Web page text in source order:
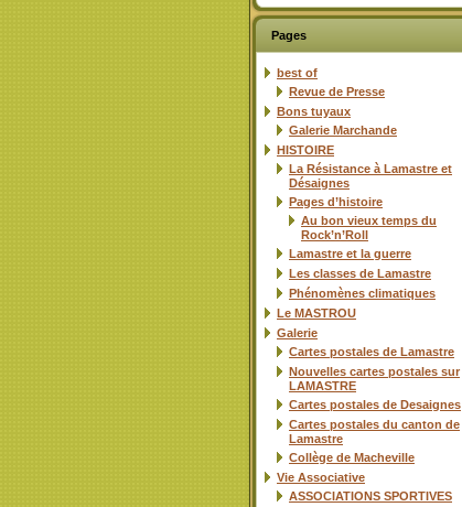
Pages
best of
Revue de Presse
Bons tuyaux
Galerie Marchande
HISTOIRE
La Résistance à Lamastre et
Désaignes
Pages d’histoire
Au bon vieux temps du
Rock’n’Roll
Lamastre et la guerre
Les classes de Lamastre
Phénomènes climatiques
Le MASTROU
Galerie
Cartes postales de Lamastre
Nouvelles cartes postales sur
LAMASTRE
Cartes postales de Desaignes
Cartes postales du canton de
Lamastre
Collège de Macheville
Vie Associative
ASSOCIATIONS SPORTIVES